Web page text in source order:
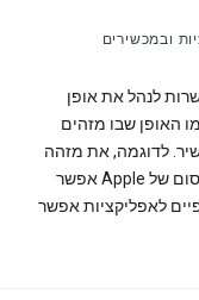
ובמכשירים
לנהל את אופן
האופן שבו מזהים
לדוגמה, את מזהה
הפרסום במכשירי Android או את מזהה הפרסום של Apple אפשר
לאפליקציות אפשר